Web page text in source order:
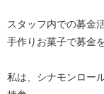
スタッフ内での募金
手作りお菓子で募金
私は、シナモンロー